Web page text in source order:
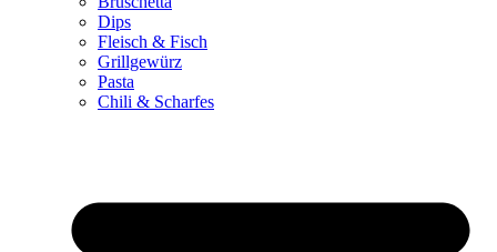
Dips
Fleisch & Fisch
Grillgewürz
Pasta
Chili & Scharfes